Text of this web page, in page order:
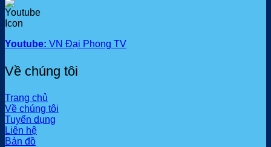
Youtube: VN Đại Phong TV
Về chúng tôi
Trang chủ
Về chúng tôi
Tuyển dụng
Liên hệ
Bản đồ